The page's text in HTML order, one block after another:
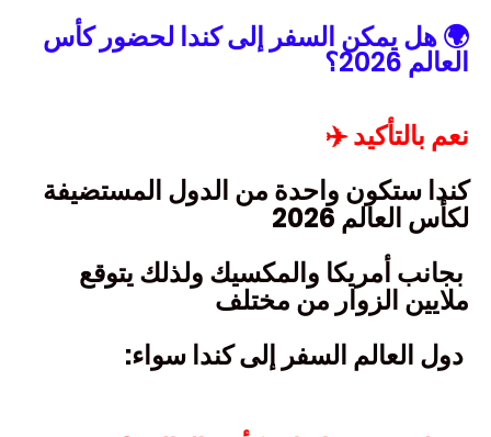
🌍 هل يمكن السفر إلى كندا لحضور كأس
العالم 2026؟
نعم بالتأكيد ✈️
كندا ستكون واحدة من الدول المستضيفة
لكأس العالم 2026
بجانب أمريكا والمكسيك ولذلك يتوقع
ملايين الزوار من مختلف
دول العالم السفر إلى كندا سواء: